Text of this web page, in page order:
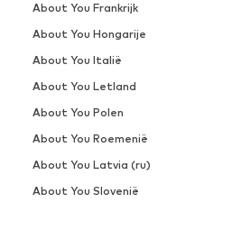
About You Frankrijk
About You Hongarije
About You Italië
About You Letland
About You Polen
About You Roemenië
About You Latvia (ru)
About You Slovenië